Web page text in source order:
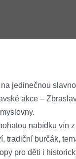
jedinečnou
akce –
nabídku vín
tradiční burčák,
pro děti i